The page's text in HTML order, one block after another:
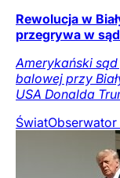
Rewolucja w
przegrywa w
Amerykański
balowej przy
USA Donalda
Świat